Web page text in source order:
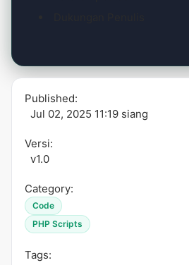
Published:
Jul 02, 2025 11:19 siang
Versi:
v1.0
Category:
Code
PHP Scripts
Tags: